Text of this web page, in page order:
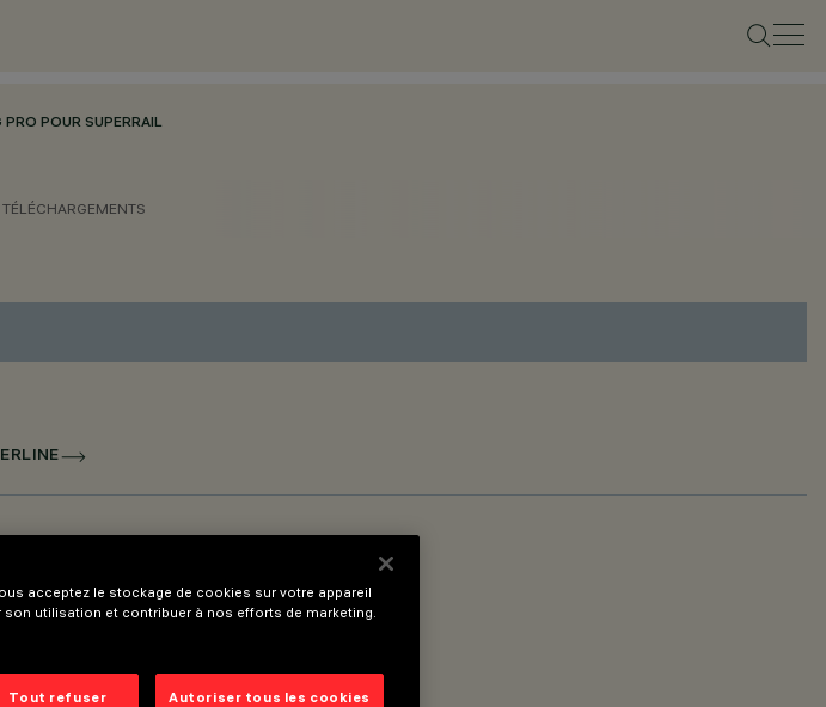
POUR SUPERRAIL
TÉLÉCHARGEMENTS
acceptez le stockage de cookies sur votre appareil
utilisation et contribuer à nos efforts de marketing.
Tout refuser Autoriser tous les cookies